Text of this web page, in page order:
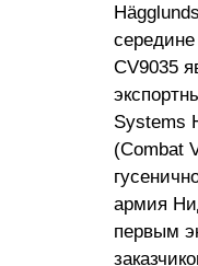
CV9035
Systems
(Combat
армия
первым